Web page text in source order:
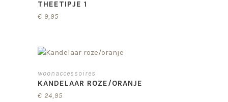
THEETIPJE 1
€ 9,95
woonaccessoires
KANDELAAR ROZE/ORANJE
€ 24,95